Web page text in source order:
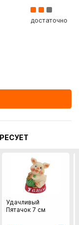
а также сделать
курьером по
всей России.
достаточно
Удачливый
Пятачок 7 см